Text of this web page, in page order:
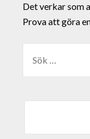
Det verkar som
Prova att göra